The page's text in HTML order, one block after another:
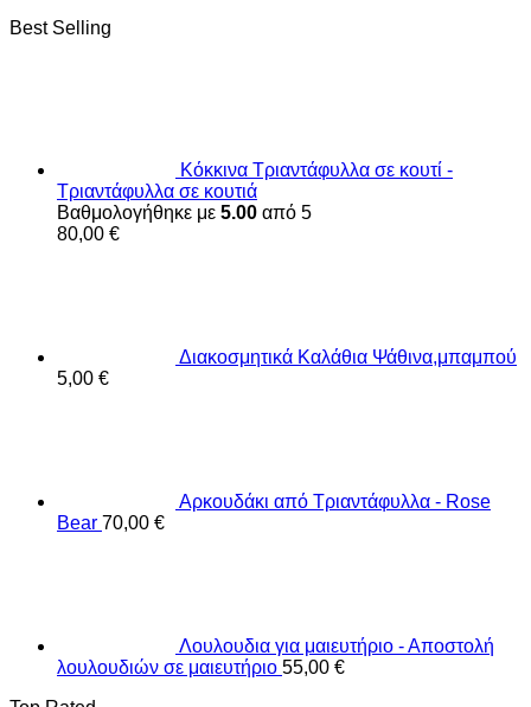
Best Selling
Κόκκινα Τριαντάφυλλα σε κουτί -
Τριαντάφυλλα σε κουτιά
Βαθμολογήθηκε με 5.00 από 5
80,00 €
Διακοσμητικά Καλάθια Ψάθινα,μπαμπού
5,00 €
Αρκουδάκι από Τριαντάφυλλα - Rose
Bear 70,00 €
Λουλουδια για μαιευτήριο - Αποστολή
λουλουδιών σε μαιευτήριο 55,00 €